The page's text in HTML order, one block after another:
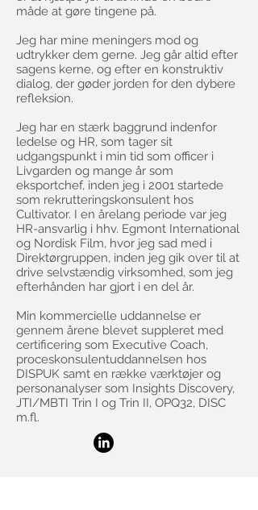
måde at gøre tingene på.
Jeg har mine meningers mod og
udtrykker dem gerne. Jeg går altid efter
sagens kerne, og efter en konstruktiv
dialog, der gøder jorden for den dybere
refleksion.
Jeg har en stærk baggrund indenfor
ledelse og HR, som tager sit
udgangspunkt i min tid som officer i
Livgarden og mange år som
eksportchef, inden jeg i 2001 startede
som rekrutteringskonsulent hos
Cultivator. I en årelang periode var jeg
HR-ansvarlig i hhv. Egmont International
og Nordisk Film, hvor jeg sad med i
Direktørgruppen, inden jeg gik over til at
drive selvstændig virksomhed, som jeg
efterhånden har gjort i en del år.
Min kommercielle uddannelse er
gennem årene blevet suppleret med
certificering som Executive Coach,
proceskonsulentuddannelsen hos
DISPUK samt en række værktøjer og
personanalyser som Insights Discovery,
JTI/MBTI Trin I og Trin II, OPQ32, DISC
m.fl.